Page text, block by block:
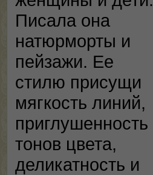
Писала она
натюрморты и
пейзажи. Ее
стилю присущи
мягкость линий,
приглушенность
тонов цвета,
деликатность и